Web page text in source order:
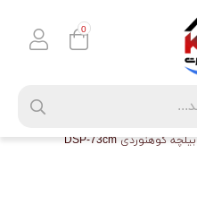
بیلچه کوهنوردی DSP-73cm
0